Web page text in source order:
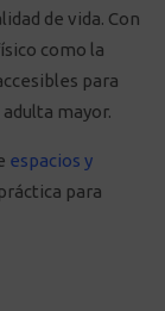
de vida. Con
como la
para
mayor.
espacios y
para